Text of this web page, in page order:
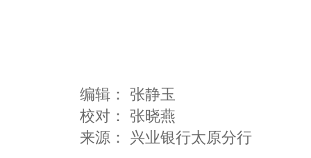
编辑： 张静玉
校对： 张晓燕